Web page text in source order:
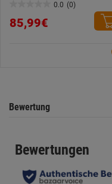
0.0 (0)
von
85,99€
Bewertung